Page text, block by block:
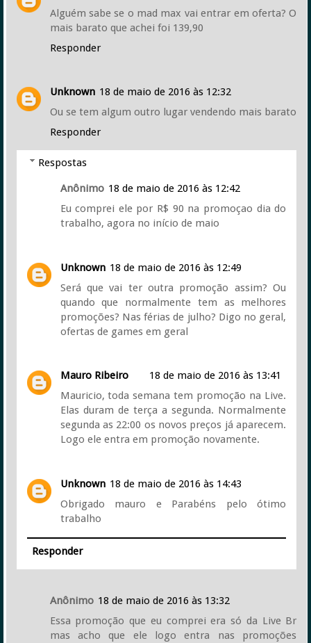
Alguém sabe se o mad max vai entrar em oferta? O
mais barato que achei foi 139,90
Responder
Unknown 18 de maio de 2016 às 12:32
Ou se tem algum outro lugar vendendo mais barato
Responder
Respostas
Anônimo 18 de maio de 2016 às 12:42
Eu comprei ele por R$ 90 na promoçao dia do
trabalho, agora no início de maio
Unknown 18 de maio de 2016 às 12:49
Será que vai ter outra promoção assim? Ou
quando que normalmente tem as melhores
promoções? Nas férias de julho? Digo no geral,
ofertas de games em geral
Mauro Ribeiro
18 de maio de 2016 às 13:41
Mauricio, toda semana tem promoção na Live.
Elas duram de terça a segunda. Normalmente
segunda as 22:00 os novos preços já aparecem.
Logo ele entra em promoção novamente.
Unknown 18 de maio de 2016 às 14:43
Obrigado mauro e Parabéns pelo ótimo
trabalho
Responder
Anônimo 18 de maio de 2016 às 13:32
Essa promoção que eu comprei era só da Live Br
mas acho que ele logo entra nas promoções